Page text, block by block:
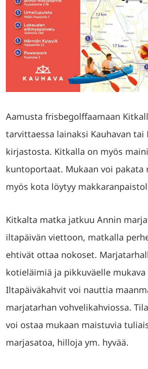
Aamusta frisbegolffaamaan
tarvittaessa lainaksi Kauhavan tai
kirjastosta. Kitkalla on myös
kuntoportaat. Mukaan voi pakata
myös kota löytyy
Kitkalta matka jatkuu Annin
iltapäivän viettoon, matkalla
ehtivät ottaa nokoset.
kotieläimiä ja pikkuväelle
Iltapäiväkahvit voi nauttia
marjatarhan vohvelikahviossa.
voi ostaa mukaan maistuvia
marjasatoa, hilloja ym. hyvää.